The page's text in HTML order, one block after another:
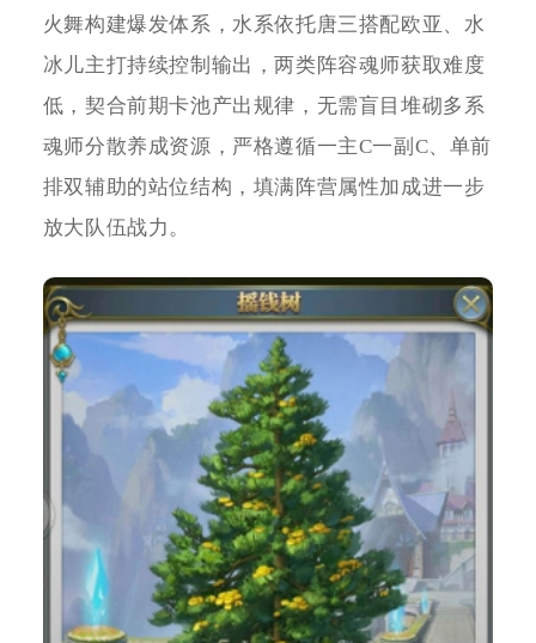
火舞构建爆发体系，水系依托唐三搭配欧亚、水
冰儿主打持续控制输出，两类阵容魂师获取难度
低，契合前期卡池产出规律，无需盲目堆砌多系
魂师分散养成资源，严格遵循一主C一副C、单前
排双辅助的站位结构，填满阵营属性加成进一步
放大队伍战力。